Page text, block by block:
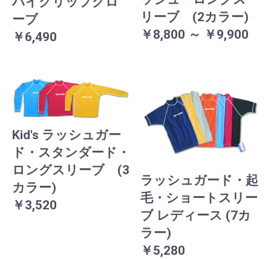
ーブ
￥6,490
リーブ (2カラー)
￥8,800 ～ ￥9,900
Kid's ラッシュガー
ド・スタンダード・
ロングスリーブ (3
カラー)
￥3,520
ラッシュガード・起
毛・ショートスリー
ブ レディース (7カ
ラー)
￥5,280